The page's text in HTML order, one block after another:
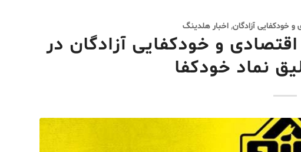
خودکفایی آزادگان,اخبار هلدینگ
و خودکفایی آزادگان در
نماد خودکفا